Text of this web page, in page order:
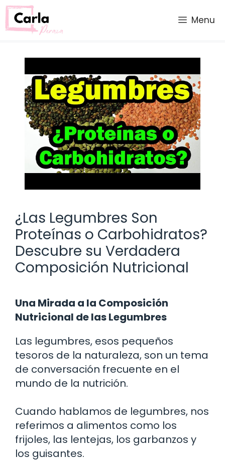
Saltar
al
contenido
Menu
¿Las Legumbres Son
Proteínas o Carbohidratos?
Descubre su Verdadera
Composición Nutricional
Una Mirada a la Composición
Nutricional de las Legumbres
Las legumbres, esos pequeños
tesoros de la naturaleza, son un tema
de conversación frecuente en el
mundo de la nutrición.
Cuando hablamos de legumbres, nos
referimos a alimentos como los
frijoles, las lentejas, los garbanzos y
los guisantes.